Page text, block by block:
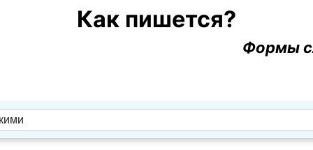
Как пишется?
Формы